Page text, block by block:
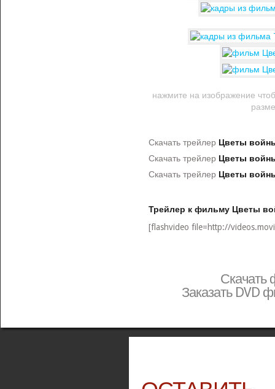
нажмите на изображение
Скачать трейлер Цветы
Скачать трейлер Цветы
Скачать трейлер Цветы
Трейлер к фильму Цветы
[flashvideo file=http://
Заказать DVD